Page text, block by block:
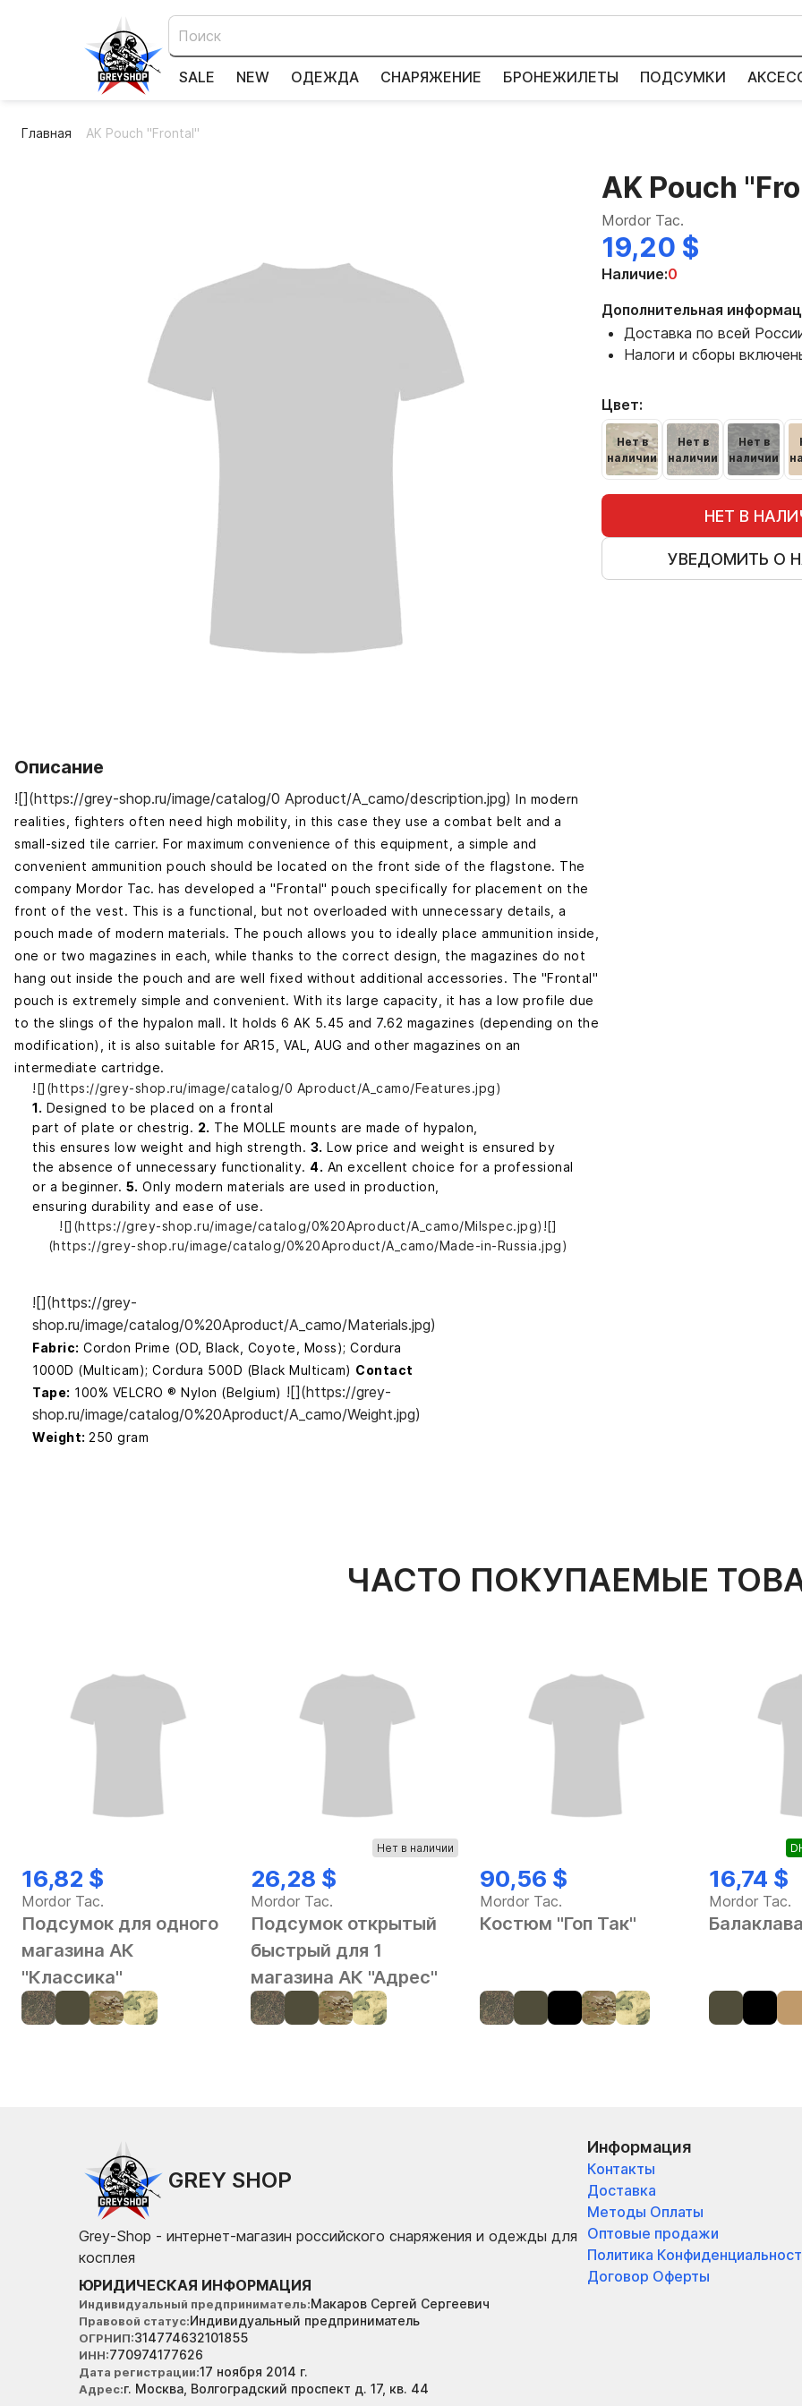
SALE NEW ОДЕЖДА СНАРЯЖЕНИЕ БРОНЕЖИЛЕТЫ ПОДСУМКИ
Главная AK Pouch "Frontal"
Описание
![](https://grey-shop.ru/image/catalog/0 Aproduct/A_camo/description.jpg) In modern
realities, fighters often need high mobility, in this case they use a combat belt and a
small-sized tile carrier. For maximum convenience of this equipment, a simple and
convenient ammunition pouch should be located on the front side of the flagstone. The
company Mordor Tac. has developed a "Frontal" pouch specifically for placement on the
front of the vest. This is a functional, but not overloaded with unnecessary details, a
pouch made of modern materials. The pouch allows you to ideally place ammunition inside,
one or two magazines in each, while thanks to the correct design, the magazines do not
hang out inside the pouch and are well fixed without additional accessories. The "Frontal"
pouch is extremely simple and convenient. With its large capacity, it has a low profile due
to the slings of the hypalon mall. It holds 6 AK 5.45 and 7.62 magazines (depending on the
modification), it is also suitable for AR15, VAL, AUG and other magazines on an
intermediate cartridge.
![](https://grey-shop.ru/image/catalog/0 Aproduct/A_camo/Features.jpg)
1. Designed to be placed on a frontal
part of plate or chestrig. 2. The MOLLE mounts are made of hypalon,
this ensures low weight and high strength. 3. Low price and weight is ensured by
the absence of unnecessary functionality. 4. An excellent choice for a professional
or a beginner. 5. Only modern materials are used in production,
ensuring durability and ease of use.
![](https://grey-shop.ru/image/catalog/0%20Aproduct/A_camo/Milspec.jpg)![]
(https://grey-shop.ru/image/catalog/0%20Aproduct/A_camo/Made-in-Russia.jpg)
![](https://grey-
shop.ru/image/catalog/0%20Aproduct/A_camo/Materials.jpg)
Fabric: Cordon Prime (OD, Black, Coyote, Moss); Cordura
1000D (Multicam); Cordura 500D (Black Multicam) Contact
Tape: 100% VELCRO ® Nylon (Belgium) ![](https://grey-
shop.ru/image/catalog/0%20Aproduct/A_camo/Weight.jpg)
Weight: 250 gram
AK Pouch
Mordor Tac.
19,20 $
Наличие:0
Дополнительная
Доставка по всей
Налоги и сборы
Цвет:
Нет в
наличии
Нет в
наличии
Нет в
наличии
НЕТ В
УВЕДОМИТЬ О
ЧАСТО ПОКУПАЕМЫЕ
16,82 $
Mordor Tac.
Подсумок для одного
магазина АК
"Классика"
Нет в наличии
26,28 $
Mordor Tac.
Подсумок открытый
быстрый для 1
магазина АК "Адрес"
90,56 $
Mordor Tac.
Костюм "Гоп Так"
16,74 $
Mordor Tac.
GREY SHOP
Grey-Shop - интернет-магазин российского снаряжения и одежды для
косплея
ЮРИДИЧЕСКАЯ ИНФОРМАЦИЯ
Индивидуальный предприниматель Макаров Сергей Сергеевич
Правовой статус Индивидуальный предприниматель
ОГРНИП 314774632101855
ИНН 770974177626
Дата регистрации 17 ноября 2014 г.
Адрес г. Москва, Волгоградский проспект д. 17, кв. 44
Информация
Контакты
Доставка
Методы Оплаты
Оптовые продажи
Политика
Договор Оферты